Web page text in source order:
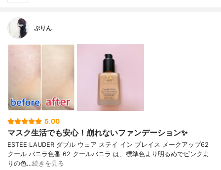
ぷりん
5.00
マスク生活でも安心！崩れないファンデーション✨
ESTEE LAUDER ダブル ウェア ステイ イン プレイス メークアップ62
クール バニラ色番 62 クールバニラ は、標準色より明るめでピンクよ
りの色…続きを見る